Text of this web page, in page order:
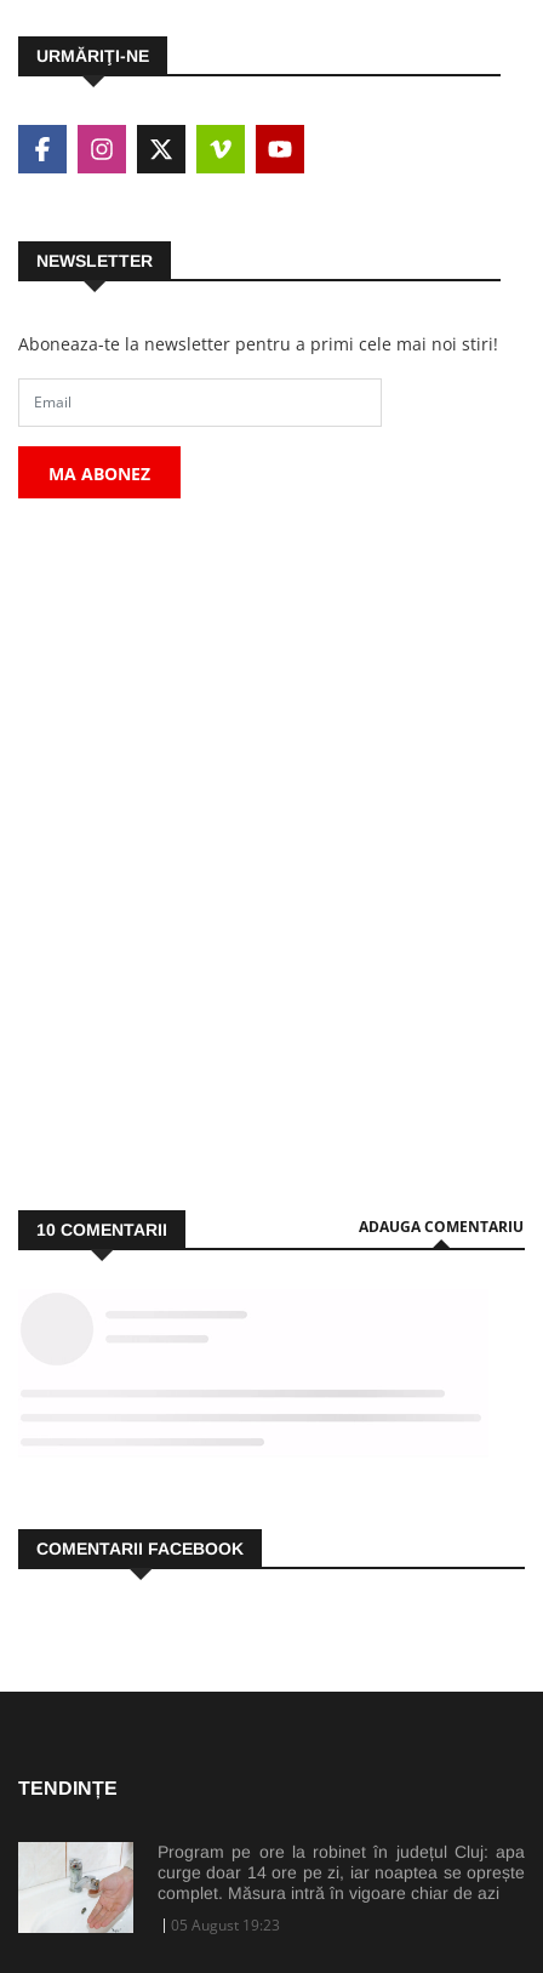
URMĂRIŢI-NE
NEWSLETTER
Aboneaza-te la newsletter pentru a primi cele mai noi stiri!
MA ABONEZ
10 COMENTARII ADAUGA COMENTARIU
COMENTARII FACEBOOK
TENDINȚE
Program pe ore la robinet în județul Cluj: apa
curge doar 14 ore pe zi, iar noaptea se oprește
complet. Măsura intră în vigoare chiar de azi
05 August 19:23